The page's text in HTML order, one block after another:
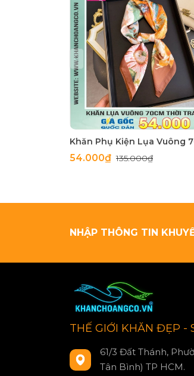
54.000₫135.000₫
NHẬP THÔNG TIN
THẾ GIỚI KHĂN ĐẸP -
61/3 Đất Thánh,
Tân Bình) TP HCM.